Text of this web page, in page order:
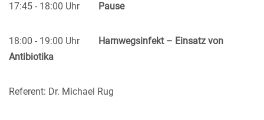
17:45 - 18:00 Uhr Pause
18:00 - 19:00 Uhr
Harnwegsinfekt – Einsatz von
Antibiotika
Referent: Dr. Michael Rug